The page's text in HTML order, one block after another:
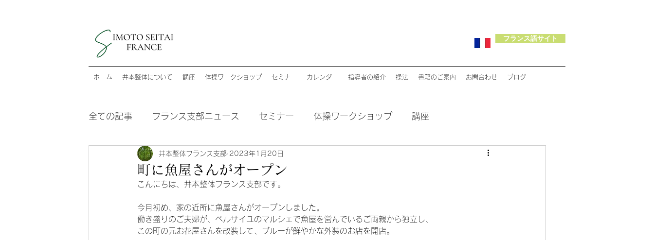
フランス語サイト
ホーム 井本整体について 講座 体操ワークショップ セミナー カレンダー 指導者の紹介 操法 書籍のご案内 お問合わせ ブログ
全ての記事 フランス支部ニュース セミナー 体操ワークショップ 講座
町に魚屋さんがオープン
井本整体フランス支部 2023年1月20日
こんにちは、井本整体フランス支部です。
今月初め、家の近所に魚屋さんがオープンしました。
働き盛りのご夫婦が、ベルサイユのマルシェで魚屋を営んでいるご両親から独立し、
この町の元お花屋さんを改装して、ブルーが鮮やかな外装のお店を開店。